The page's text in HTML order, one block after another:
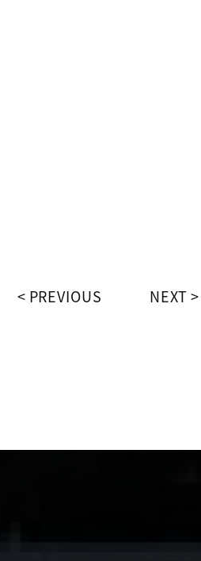
PREVIOUS NEXT